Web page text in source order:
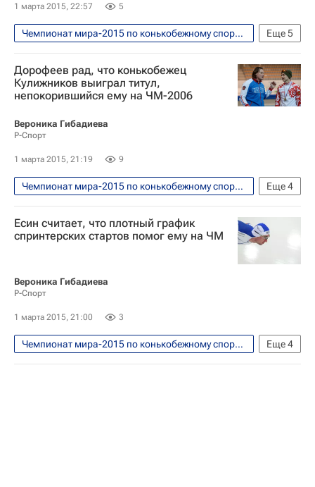
1 марта 2015, 22:57 5
Еще5
Чемпионат мира-2015 по конькобежному спорту в спринтерском многоборье. Астана, 28 февраля - 1 марта
Конькобежный спорт
Джереми Уотерспун
Ольга Фаткулина
Павел Кулижников
Дорофеев рад, что конькобежец
Кулижников выиграл титул,
непокорившийся ему на ЧМ-2006
Вероника Гибадиева
Р-Спорт
1 марта 2015, 21:19 9
Еще4
Чемпионат мира-2015 по конькобежному спорту в спринтерском многоборье. Астана, 28 февраля - 1 марта
Конькобежный спорт
Дмитрий Дорофеев
Есин считает, что плотный график
спринтерских стартов помог ему на ЧМ
Вероника Гибадиева
Р-Спорт
1 марта 2015, 21:00 3
Еще4
Чемпионат мира-2015 по конькобежному спорту в спринтерском многоборье. Астана, 28 февраля - 1 марта
Конькобежный спорт